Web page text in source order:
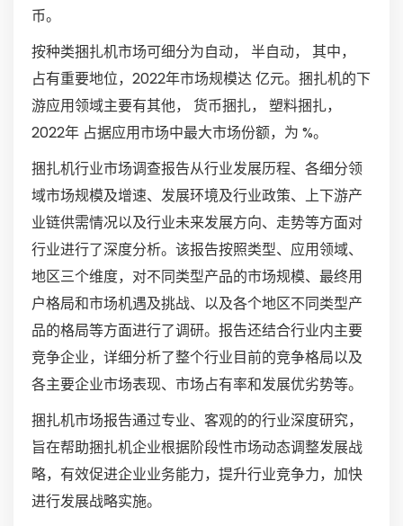
币。
按种类捆扎机市场可细分为自动， 半自动， 其中，
占有重要地位，2022年市场规模达 亿元。捆扎机的下
游应用领域主要有其他， 货币捆扎， 塑料捆扎，
2022年 占据应用市场中最大市场份额，为 %。
捆扎机行业市场调查报告从行业发展历程、各细分领
域市场规模及增速、发展环境及行业政策、上下游产
业链供需情况以及行业未来发展方向、走势等方面对
行业进行了深度分析。该报告按照类型、应用领域、
地区三个维度，对不同类型产品的市场规模、最终用
户格局和市场机遇及挑战、以及各个地区不同类型产
品的格局等方面进行了调研。报告还结合行业内主要
竞争企业，详细分析了整个行业目前的竞争格局以及
各主要企业市场表现、市场占有率和发展优劣势等。
捆扎机市场报告通过专业、客观的的行业深度研究，
旨在帮助捆扎机企业根据阶段性市场动态调整发展战
略，有效促进企业业务能力，提升行业竞争力，加快
进行发展战略实施。